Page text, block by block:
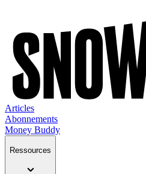
Articles
Abonnements
Money Buddy
Ressources